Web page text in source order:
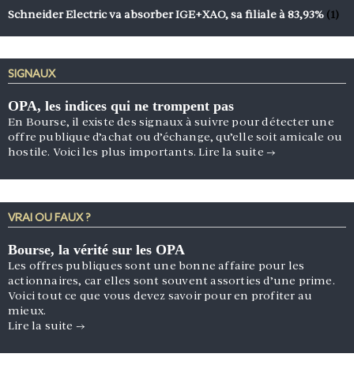
Schneider Electric va absorber IGE+XAO, sa filiale à 83,93% (1)
SIGNAUX
OPA, les indices qui ne trompent pas
En Bourse, il existe des signaux à suivre pour détecter une
offre publique d’achat ou d’échange, qu’elle soit amicale ou
hostile. Voici les plus importants.Lire la suite →
VRAI OU FAUX ?
Bourse, la vérité sur les OPA
Les offres publiques sont une bonne affaire pour les
actionnaires, car elles sont souvent assorties d’une prime.
Voici tout ce que vous devez savoir pour en profiter au
mieux.
Lire la suite →